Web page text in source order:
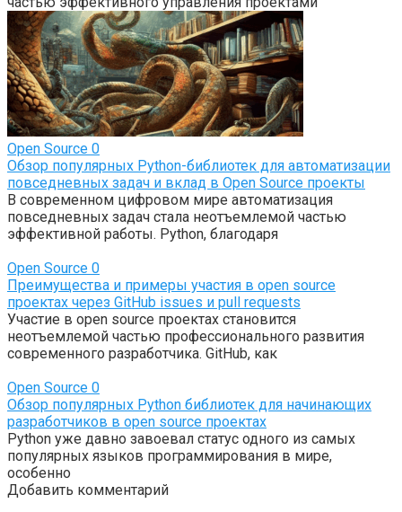
Open Source 0
Обзор популярных Python-библиотек для автоматизации
повседневных задач и вклад в Open Source проекты
В современном цифровом мире автоматизация
повседневных задач стала неотъемлемой частью
эффективной работы. Python, благодаря
Open Source 0
Преимущества и примеры участия в open source
проектах через GitHub issues и pull requests
Участие в open source проектах становится
неотъемлемой частью профессионального развития
современного разработчика. GitHub, как
Open Source 0
Обзор популярных Python библиотек для начинающих
разработчиков в open source проектах
Python уже давно завоевал статус одного из самых
популярных языков программирования в мире,
особенно
Добавить комментарий